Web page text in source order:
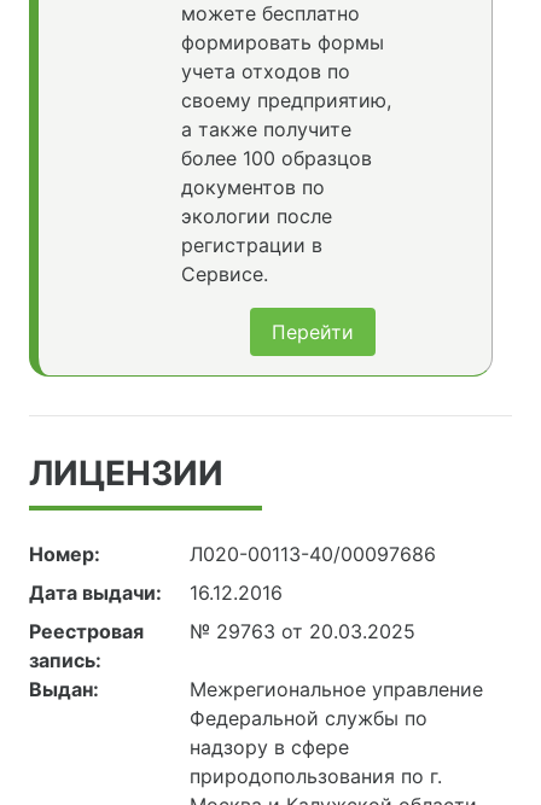
можете бесплатно
формировать формы
учета отходов по
своему предприятию,
а также получите
более 100 образцов
документов по
экологии после
регистрации в
Сервисе.
Перейти
ЛИЦЕНЗИИ
Номер:
Л020-00113-40/00097686
Дата выдачи:
16.12.2016
Реестровая
запись:
№ 29763 от 20.03.2025
Выдан:
Межрегиональное управление
Федеральной службы по
надзору в сфере
природопользования по г.